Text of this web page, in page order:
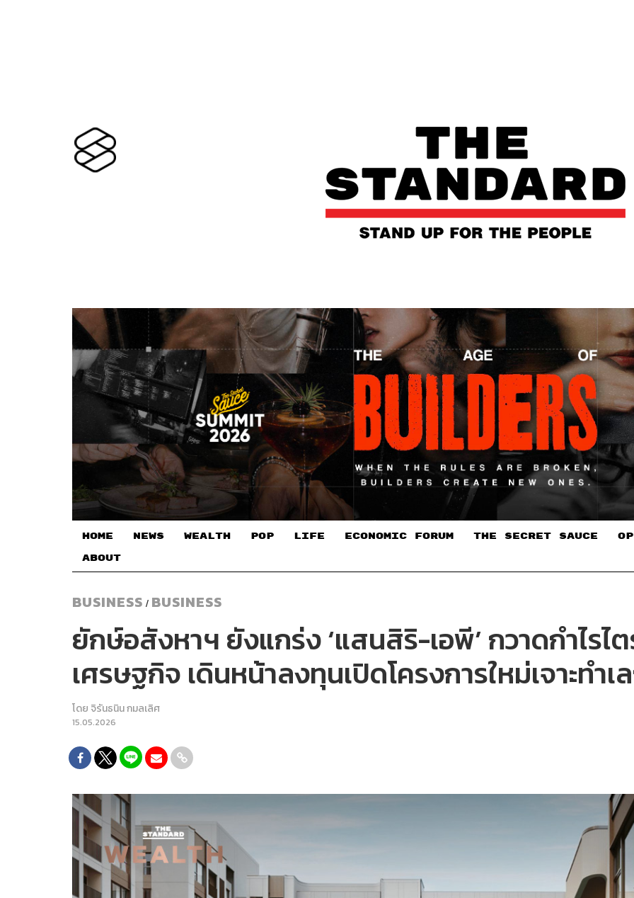
HOME NEWS WEALTH POP LIFE ECONOMIC FORUM THE SECRET SAUCE​
ABOUT
BUSINESS / BUSINESS
ยักษ์อสังหาฯ ยังแกร่ง ‘แสนสิริ-เอพี’ กวาดกำไรไ
เศรษฐกิจ เดินหน้าลงทุนเปิดโครงการใหม่เจาะทำ
โดย จิรันธนิน กมลเลิศ
15.05.2026